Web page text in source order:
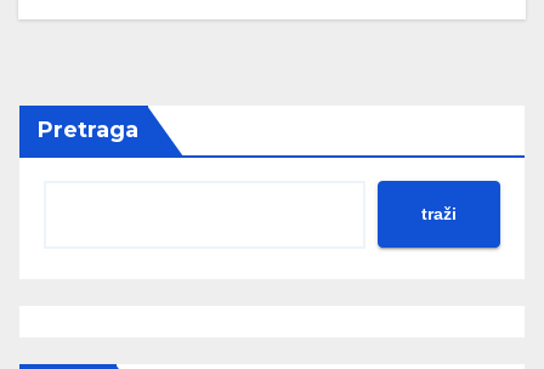
Pretraga
traži